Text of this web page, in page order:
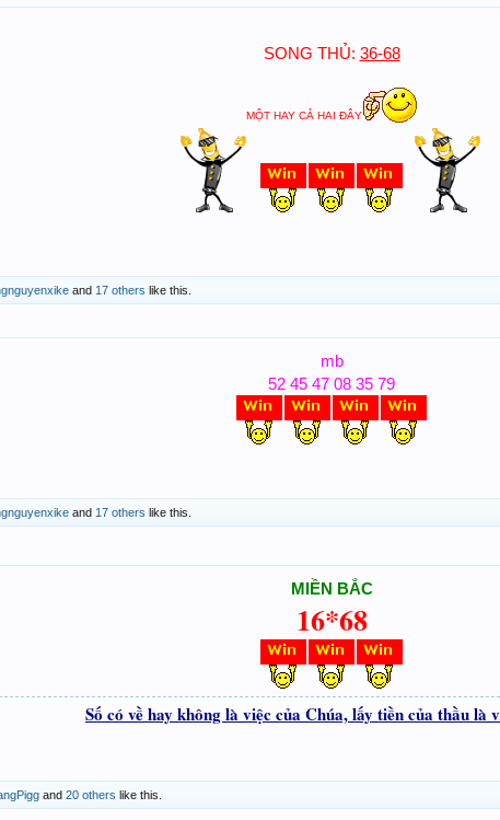
SONG THỦ: 36-68
MỘT HAY CẢ HAI ĐÂY
and 17 others like this.
mb
52 45 47 08 35 79
and 17 others like this.
MIỀN BẮC
16*68
Số có về hay không là việc của Chúa, lấy tiền của thầu là
and 20 others like this.